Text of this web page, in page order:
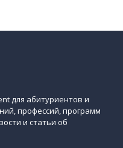
для абитуриентов и
профессий, программ
и статьи об